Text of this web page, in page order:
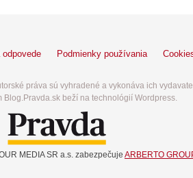
Podmienky používania
práva sú vyhradené a vykonáva ich
Blog.Pravda.sk beží na technológií Wordpress.
MEDIA SR a.s. zabezpečuje ARBERTO